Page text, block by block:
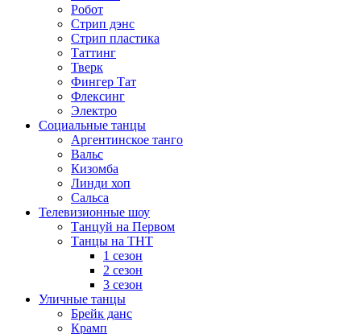
Робот
Стрип дэнс
Стрип пластика
Таттинг
Тверк
Фингер Тат
Флексинг
Электро
Социальные танцы
Аргентинское танго
Вальс
Кизомба
Линди хоп
Сальса
Телевизионные шоу
Танцуй на Первом
Танцы на ТНТ
1 сезон
2 сезон
3 сезон
Уличные танцы
Брейк данс
Крамп